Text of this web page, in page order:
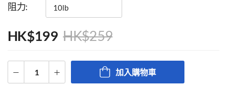
阻力
HK$199 HK$259
加入購物車